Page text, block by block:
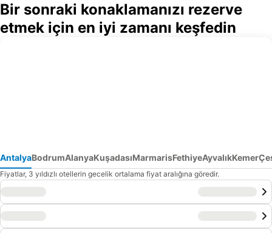
Bir sonraki konaklamanızı rezerve
etmek için en iyi zamanı keşfedin
AntalyaBodrumAlanyaKuşadasıMarmarisFethiyeAyvalıkKemer
Fiyatlar, 3 yıldızlı otellerin gecelik ortalama fiyat aralığına göredir.